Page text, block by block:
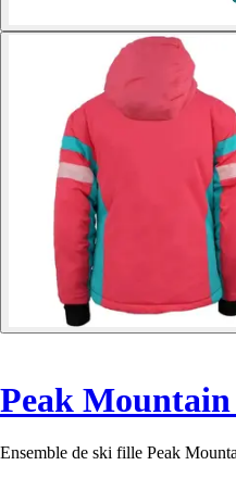
Peak Mountain
Ensemble de ski fille Peak